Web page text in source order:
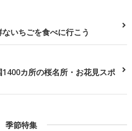
いちごを食べに行こう
カ所の桜名所・お花見スポ
季節特集